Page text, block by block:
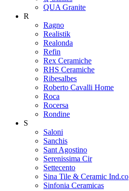
QUA Granite
R
Ragno
Realistik
Realonda
Refin
Rex Ceramiche
RHS Ceramiche
Ribesalbes
Roberto Cavalli Home
Roca
Rocersa
Rondine
S
Saloni
Sanchis
Sant Agostino
Serenissima Cir
Settecento
Sina Tile & Ceramic Ind.co
Sinfonia Ceramicas